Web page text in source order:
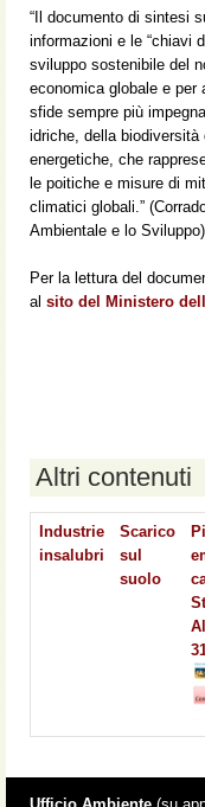
“Il documento di sintesi
informazioni e le “chiavi
sviluppo sostenibile del
economica globale e per
sfide sempre più
idriche, della biodiversità
energetiche, che
le poitiche e misure di
climatici globali.”
Ambientale e lo Sviluppo)
Per la lettura del
al sito del Ministero
Altri contenuti
Industrie
insalubri
Scarico
sul
suolo